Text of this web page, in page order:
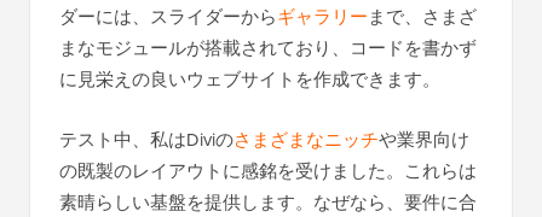
ダーには、スライダーからギャラリーまで、さまざ
まなモジュールが搭載されており、コードを書かず
に見栄えの良いウェブサイトを作成できます。
テスト中、私はDiviのさまざまなニッチや業界向け
の既製のレイアウトに感銘を受けました。これらは
素晴らしい基盤を提供します。なぜなら、要件に合